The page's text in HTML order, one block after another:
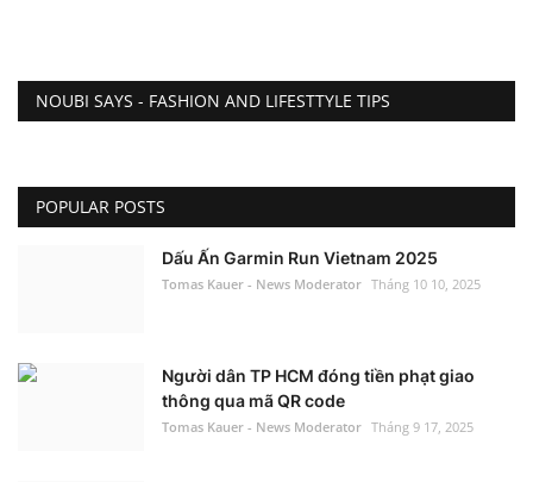
NOUBI SAYS - FASHION AND LIFESTTYLE TIPS
POPULAR POSTS
Dấu Ấn Garmin Run Vietnam 2025
Tomas Kauer - News Moderator Tháng 10 10, 2025
Người dân TP HCM đóng tiền phạt giao
thông qua mã QR code
Tomas Kauer - News Moderator Tháng 9 17, 2025